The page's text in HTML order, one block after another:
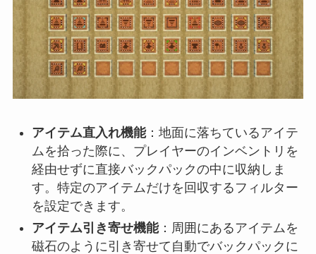
アイテム直入れ機能：地面に落ちているアイテ
ムを拾った際に、プレイヤーのインベントリを
経由せずに直接バックパックの中に収納しま
す。特定のアイテムだけを回収するフィルター
を設定できます。
アイテム引き寄せ機能：周囲にあるアイテムを
磁石のように引き寄せて自動でバックパックに